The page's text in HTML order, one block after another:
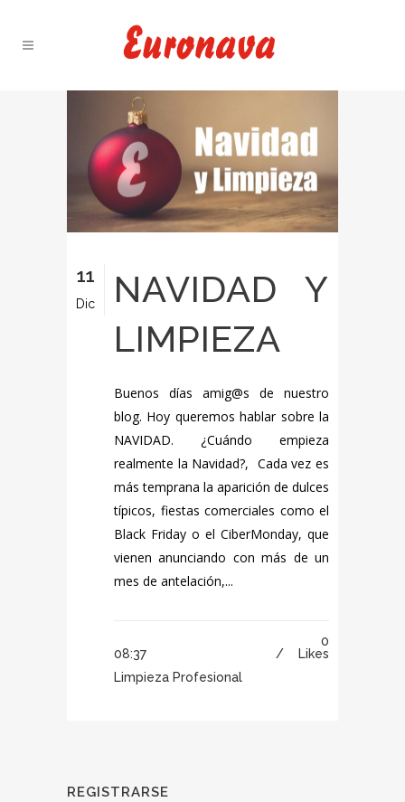
11
Dic
NAVIDAD Y
LIMPIEZA
Buenos días amig@s de nuestro
blog. Hoy queremos hablar sobre la
NAVIDAD. ¿Cuándo empieza
realmente la Navidad?, Cada vez es
más temprana la aparición de dulces
típicos, fiestas comerciales como el
Black Friday o el CiberMonday, que
vienen anunciando con más de un
mes de antelación,...
08:37 /
Limpieza Profesional
0
Likes
REGISTRARSE